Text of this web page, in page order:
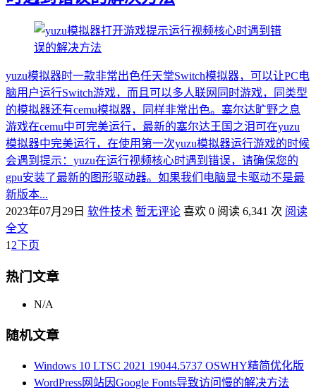
yuzu模拟器时一款非常出色任天堂Switch模拟器，可以让PC电
脑用户运行Switch游戏，而且可以多人联网同时游戏，同类型
的模拟器还有cemu模拟器，同样非常出色。塞尔达旷野之息
游戏在cemu中可完美运行，最新的塞尔达王国之泪可在yuzu
模拟器中完美运行，在使用第一次yuzu模拟器运行游戏的时候
会遇到提示：yuzu在运行视频核心时遇到错误，请确保您的
gpu安装了最新的图形驱动器。如果我们电脑显卡驱动不是最
新版本...
2023年07月29日 软件技术 暂无评论 喜欢 0 阅读 6,341 次 阅读
全文
12下页
热门文章
N/A
随机文章
Windows 10 LTSC 2021 19044.5737 OSWHY精简优化版
WordPress网站因Google Fonts导致访问慢的解决方法